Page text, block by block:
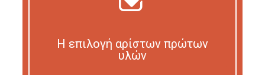
Η επιλογή αρίστων πρώτων
υλών